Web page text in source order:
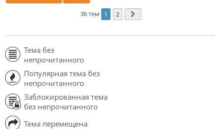
36 тем 1 2
Тема без
непрочитанного
Популярная тема без
непрочитанного
Заблокированная тема
без непрочитанного
Тема перемещена